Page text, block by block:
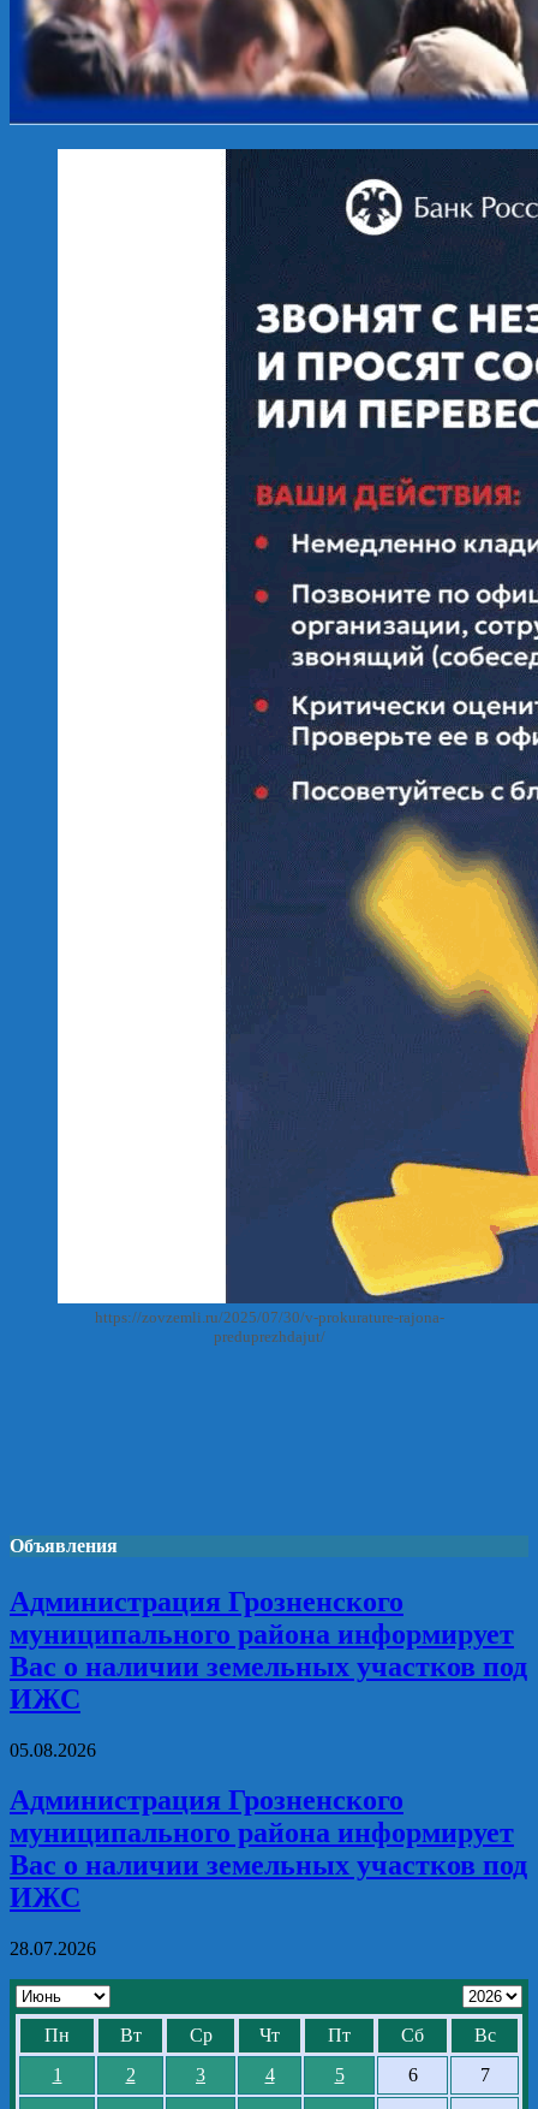
https://zovzemli.ru/2025/07/30/v-prokurature-rajona-
preduprezhdajut/
Объявления
Администрация Грозненского
муниципального района информирует
Вас о наличии земельных участков под
ИЖС
05.08.2026
Администрация Грозненского
муниципального района информирует
Вас о наличии земельных участков под
ИЖС
28.07.2026
Пн Вт Ср Чт Пт Сб
Вс
1
2 3 4 5 6
7